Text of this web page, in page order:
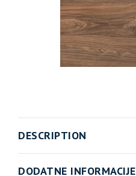
DESCRIPTION
DODATNE INFORMACIJE